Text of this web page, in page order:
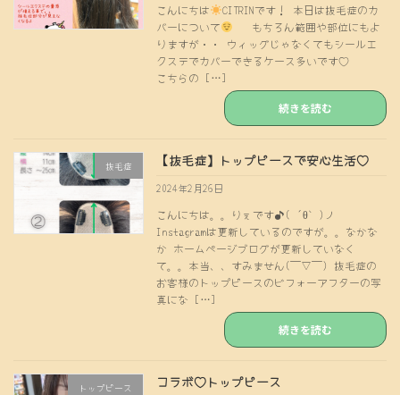
こんにちは
CITRINです！ 本日は抜毛症のカ
バーについて
もちろん範囲や部位にもよ
りますが・・ ウィッグじゃなくてもシールエ
クステでカバーできるケース多いです♡
こちらの […]
続きを読む
抜毛症 【抜毛症】トップピースで安心生活♡
2024年2月26日
こんにちは。。りぇです♪( ´θ｀)ノ
Instagramは更新しているのですが。。なかな
か ホームページブログが更新していなく
て。。本当、、すみません(￣∇￣) 抜毛症の
お客様のトップピースのビフォーアフターの写
真にな […]
続きを読む
トップピース コラボ♡トップピース